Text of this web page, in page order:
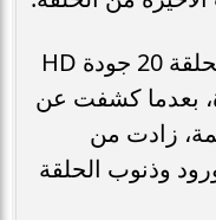
وتأتي مسلسل ورود وذنوب الحلقة 20 جودة HD
بعدما كشفت عن
زادت من
وذنوب الحلقة